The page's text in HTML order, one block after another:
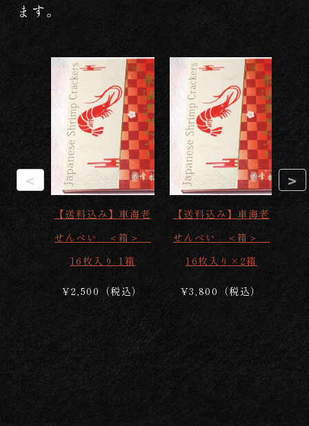
ます。
【送料込み】車海老
せんべい ＜箱＞
16枚入り 1箱
¥2,500（税込）
【送料込み】車海老
せんべい ＜箱＞
16枚入り×2箱
¥3,800（税込）
< >